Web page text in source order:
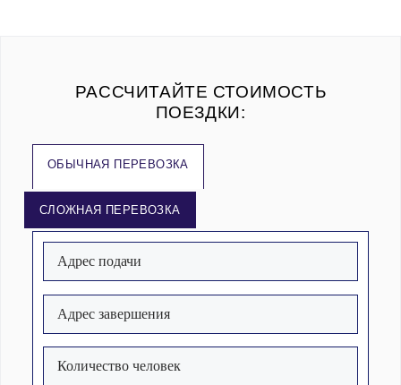
РАССЧИТАЙТЕ СТОИМОСТЬ
ПОЕЗДКИ:
ОБЫЧНАЯ ПЕРЕВОЗКА
СЛОЖНАЯ ПЕРЕВОЗКА